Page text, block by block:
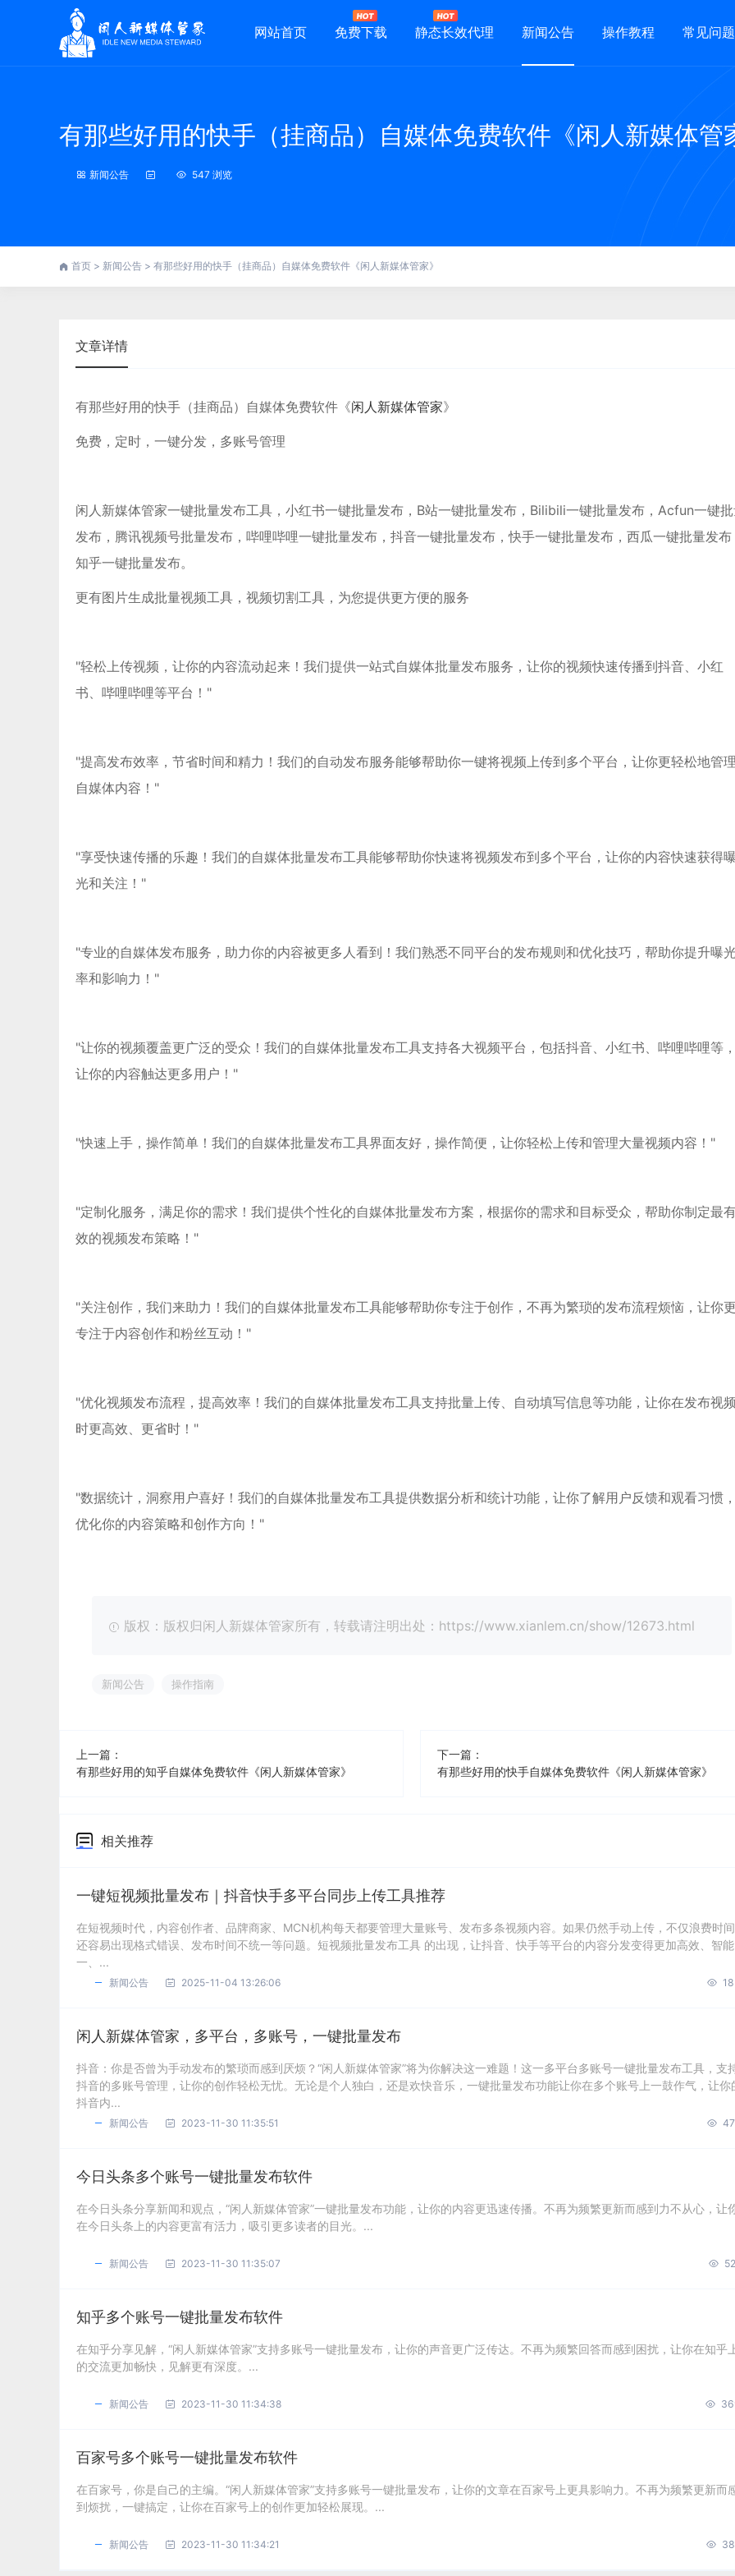
网站首页 免费下载 静态长效代理 新闻公告 操作教程 常见问题
有那些好用的快手（挂商品）自媒体免费软件《闲人新媒体管
新闻公告 547 浏览
首页 > 新闻公告 > 有那些好用的快手（挂商品）自媒体免费软件《闲人新媒体管家》
文章详情
有那些好用的快手（挂商品）自媒体免费软件《闲人新媒体管家》
免费，定时，一键分发，多账号管理
闲人新媒体管家一键批量发布工具，小红书一键批量发布，B站一键批量发布，Bilibili一键批量发布，Acfun一键
发布，腾讯视频号批量发布，哔哩哔哩一键批量发布，抖音一键批量发布，快手一键批量发布，西瓜一键批量发布
知乎一键批量发布。
更有图片生成批量视频工具，视频切割工具，为您提供更方便的服务
"轻松上传视频，让你的内容流动起来！我们提供一站式自媒体批量发布服务，让你的视频快速传播到抖音、小红
书、哔哩哔哩等平台！"
"提高发布效率，节省时间和精力！我们的自动发布服务能够帮助你一键将视频上传到多个平台，让你更轻松地管
自媒体内容！"
"享受快速传播的乐趣！我们的自媒体批量发布工具能够帮助你快速将视频发布到多个平台，让你的内容快速获得
光和关注！"
"专业的自媒体发布服务，助力你的内容被更多人看到！我们熟悉不同平台的发布规则和优化技巧，帮助你提升曝
率和影响力！"
"让你的视频覆盖更广泛的受众！我们的自媒体批量发布工具支持各大视频平台，包括抖音、小红书、哔哩哔哩等
让你的内容触达更多用户！"
"快速上手，操作简单！我们的自媒体批量发布工具界面友好，操作简便，让你轻松上传和管理大量视频内容！"
"定制化服务，满足你的需求！我们提供个性化的自媒体批量发布方案，根据你的需求和目标受众，帮助你制定最
效的视频发布策略！"
"关注创作，我们来助力！我们的自媒体批量发布工具能够帮助你专注于创作，不再为繁琐的发布流程烦恼，让你
专注于内容创作和粉丝互动！"
"优化视频发布流程，提高效率！我们的自媒体批量发布工具支持批量上传、自动填写信息等功能，让你在发布视
时更高效、更省时！"
"数据统计，洞察用户喜好！我们的自媒体批量发布工具提供数据分析和统计功能，让你了解用户反馈和观看习惯
优化你的内容策略和创作方向！"
版权：版权归闲人新媒体管家所有，转载请注明出处：https://www.xianlem.cn/show/12673.html
新闻公告 操作指南
上一篇：
有那些好用的知乎自媒体免费软件《闲人新媒体管家》
下一篇：
有那些好用的快手自媒体免费软件《闲人新媒体管家》
相关推荐
一键短视频批量发布｜抖音快手多平台同步上传工具推荐
在短视频时代，内容创作者、品牌商家、MCN机构每天都要管理大量账号、发布多条视频内容。如果仍然手动上传，不仅浪费时
还容易出现格式错误、发布时间不统一等问题。短视频批量发布工具 的出现，让抖音、快手等平台的内容分发变得更加高效、智
一、...
新闻公告 2025-11-04 13:26:06
闲人新媒体管家，多平台，多账号，一键批量发布
抖音：你是否曾为手动发布的繁琐而感到厌烦？“闲人新媒体管家”将为你解决这一难题！这一多平台多账号一键批量发布工具，支
抖音的多账号管理，让你的创作轻松无忧。无论是个人独白，还是欢快音乐，一键批量发布功能让你在多个账号上一鼓作气，让你
抖音内...
新闻公告 2023-11-30 11:35:51
今日头条多个账号一键批量发布软件
在今日头条分享新闻和观点，“闲人新媒体管家”一键批量发布功能，让你的内容更迅速传播。不再为频繁更新而感到力不从心，让
在今日头条上的内容更富有活力，吸引更多读者的目光。...
新闻公告 2023-11-30 11:35:07
知乎多个账号一键批量发布软件
在知乎分享见解，“闲人新媒体管家”支持多账号一键批量发布，让你的声音更广泛传达。不再为频繁回答而感到困扰，让你在知乎
的交流更加畅快，见解更有深度。...
新闻公告 2023-11-30 11:34:38
百家号多个账号一键批量发布软件
在百家号，你是自己的主编。“闲人新媒体管家”支持多账号一键批量发布，让你的文章在百家号上更具影响力。不再为频繁更新而
到烦扰，一键搞定，让你在百家号上的创作更加轻松展现。...
新闻公告 2023-11-30 11:34:21